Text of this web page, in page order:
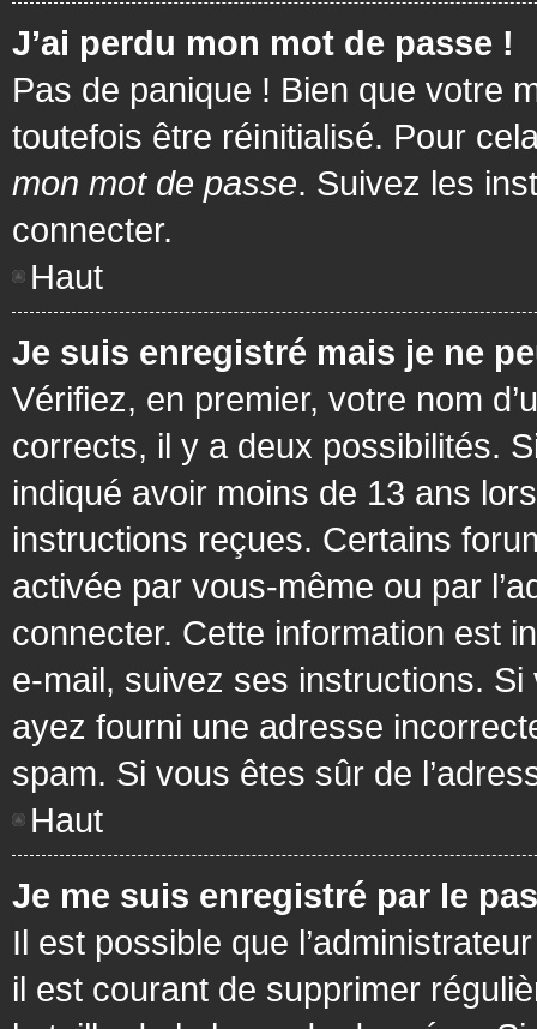
J’ai perdu mon mot de passe !
Pas de panique ! Bien que votre
toutefois être réinitialisé. Pour
mon mot de passe. Suivez les
connecter.
Haut
Je suis enregistré mais je ne
Vérifiez, en premier, votre nom
corrects, il y a deux possibilités.
indiqué avoir moins de 13 ans
instructions reçues. Certains
activée par vous-même ou par
connecter. Cette information est
e-mail, suivez ses instructions. Si
ayez fourni une adresse
spam. Si vous êtes sûr de
Haut
Je me suis enregistré par le
Il est possible que
il est courant de supprimer